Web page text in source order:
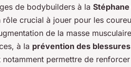
de bodybuilders à la
rôle crucial à jouer pour les
de la masse
à la prévention des blessures
permettre de